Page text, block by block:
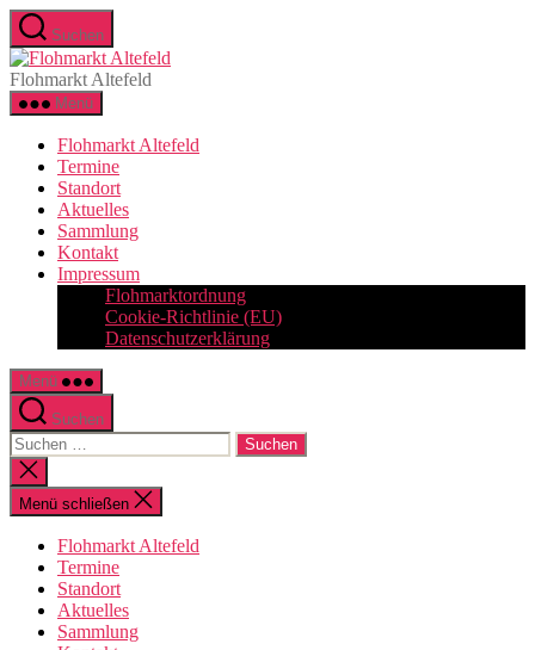
Zum
Inhalt
springen
Suchen
Flohmarkt Altefeld
Menü
Flohmarkt Altefeld
Termine
Standort
Aktuelles
Sammlung
Kontakt
Impressum
Flohmarktordnung
Cookie-Richtlinie (EU)
Datenschutzerklärung
Menü
Suchen
Suchen
nach:
Suche
schließen
Menü schließen
Flohmarkt Altefeld
Termine
Standort
Aktuelles
Sammlung